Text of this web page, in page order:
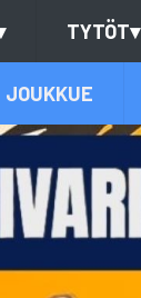
TYTÖT▾
JOUKKUE